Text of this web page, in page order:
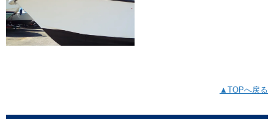
▲TOPへ戻る